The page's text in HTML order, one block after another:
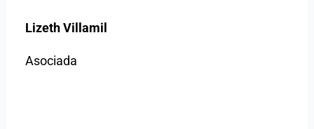
Lizeth Villamil
Asociada